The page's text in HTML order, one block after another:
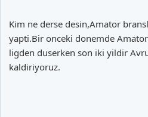
Kim ne derse desin,Amator
yapti.Bir onceki donemde
ligden duserken son iki yildir
kaldiriyoruz.